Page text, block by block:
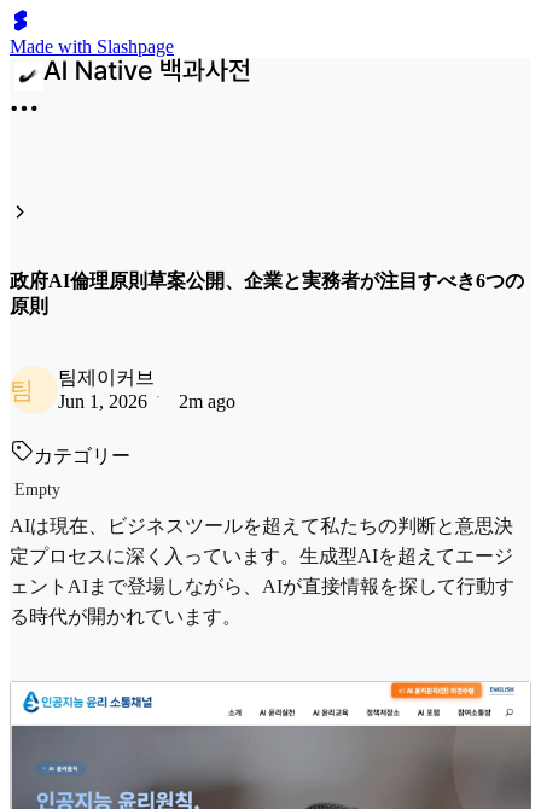
Made with Slashpage
政府AI倫理原則草案公開、企業と実務者が注目すべき6つの
原則
팀
팀제이커브
Jun 1, 2026
2m ago
カテゴリー
Empty
AIは現在、ビジネスツールを超えて私たちの判断と意思決
定プロセスに深く入っています。生成型AIを超えてエージ
ェントAIまで登場しながら、AIが直接情報を探して行動す
る時代が開かれています。